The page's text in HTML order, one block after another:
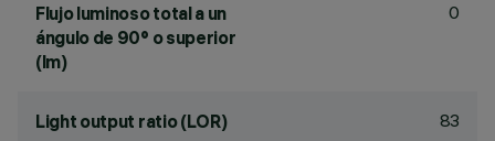
Flujo luminoso total a un
ángulo de 90° o superior
(lm)
0
Light output ratio (LOR) 83